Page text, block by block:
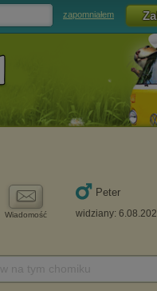
zapomniałem
Wiadomość
Peter
widziany: